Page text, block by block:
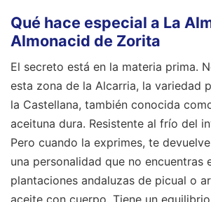
Qué hace especial a La
Almonacid de Zorita
El secreto está en la materia prima.
esta zona de la Alcarria, la variedad
la Castellana, también conocida
aceituna dura. Resistente al frío del
Pero cuando la exprimes, te
una personalidad que no encuentras
plantaciones andaluzas de picual o
aceite con cuerpo. Tiene un